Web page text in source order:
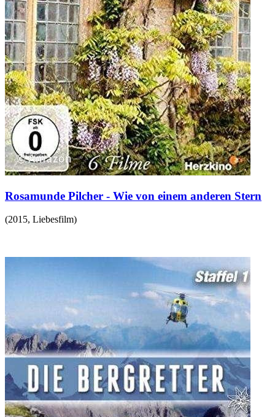
Rosamunde Pilcher - Wie von einem anderen Stern
(2015, Liebesfilm)